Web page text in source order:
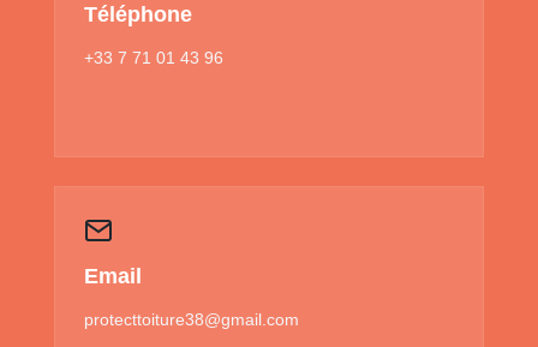
Téléphone
+33 7 71 01 43 96
Email
protecttoiture38@gmail.com